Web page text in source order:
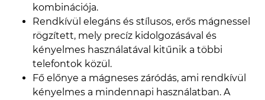
kombinációja.
Rendkívül elegáns és stílusos, erős mágnessel
rögzített, mely precíz kidolgozásával és
kényelmes használatával kitűnik a többi
telefontok közül.
Fő előnye a mágneses záródás, ami rendkívül
kényelmes a mindennapi használatban. A